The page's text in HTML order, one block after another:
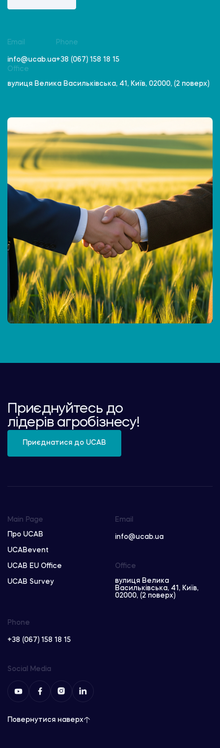
Email
info@ucab.ua
Phone
+38 (067) 158 18 15
Office
вулиця Велика Васильківська, 41, Київ, 02000, (2 поверх)
Приєднуйтесь до
лідерів агробізнесу!
Приєднатися до UCAB
Main Page
Про UCAB
UCABevent
UCAB EU Office
UCAB Survey
Email
info@ucab.ua
Phone
+38 (067) 158 18 15
Office
вулиця Велика
Васильківська, 41, Київ,
02000, (2 поверх)
Social Media
Повернутися наверх